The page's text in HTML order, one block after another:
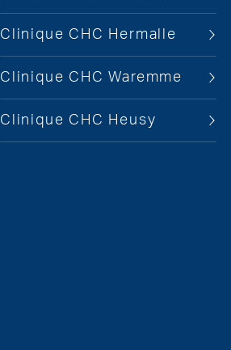
Clinique CHC Hermalle
Clinique CHC Waremme
Clinique CHC Heusy